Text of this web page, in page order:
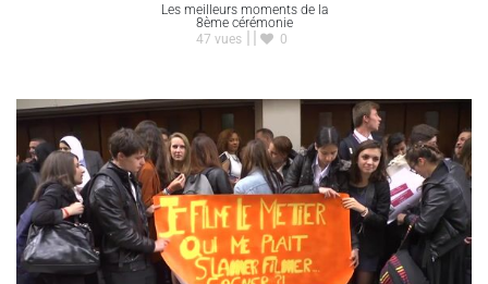
Les meilleurs moments de la
8ème cérémonie
47 vues
0